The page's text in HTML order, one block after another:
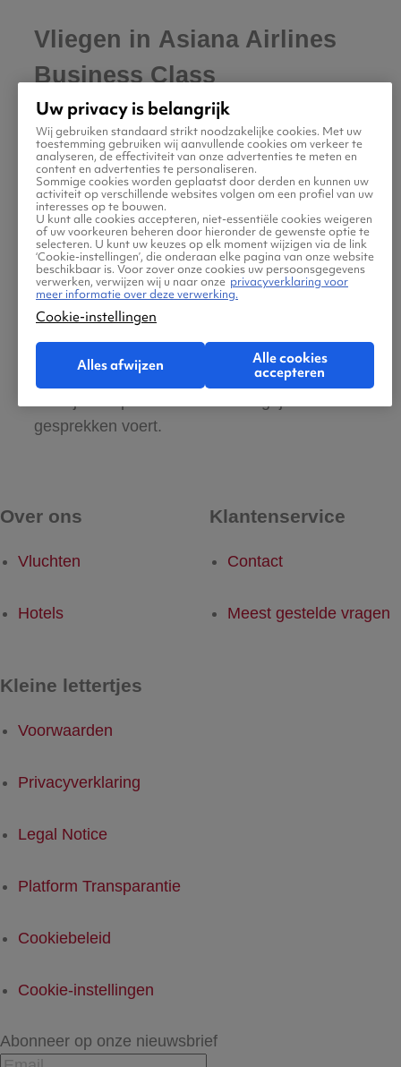
Vliegen in Asiana Airlines
Business Class
Als je regelmatig voor zaken richtingZuid-
Koreavliegt en ook andere bestemmingen in
de regio bezoekt, is het voordelig om lid te
worden van Asiana Club. Niet alleen spaar je
voor airmiles en geniet je van de bijzonder
comfortabele stoelen in Business Class, je kan
ook je lidmaatschap een upgrade geven naar
Gold, Diamond of Platinum Status. Deze
status geeft je bijvoorbeeld recht om nog meer
bagage vrij mee te nemen. Voordat je vliegtuig
vertrekt, neem je plaats in een Asiana Lounge,
gesprekken voert.
Over ons
Vluchten
Hotels
Klantenservice
Contact
Meest gestelde vragen
Kleine lettertjes
Voorwaarden
Privacyverklaring
Legal Notice
Platform Transparantie
Cookiebeleid
Cookie-instellingen
Abonneer op onze nieuwsbrief
Uw privacy is belangrijk
Wij gebruiken standaard strikt noodzakelijke cookies. Met uw
toestemming gebruiken wij aanvullende cookies om verkeer te
analyseren, de effectiviteit van onze advertenties te meten en
content en advertenties te personaliseren.
Sommige cookies worden geplaatst door derden en kunnen uw
activiteit op verschillende websites volgen om een profiel van uw
interesses op te bouwen.
U kunt alle cookies accepteren, niet-essentiële cookies weigeren
of uw voorkeuren beheren door hieronder de gewenste optie te
selecteren. U kunt uw keuzes op elk moment wijzigen via de link
‘Cookie-instellingen’, die onderaan elke pagina van onze website
beschikbaar is. Voor zover onze cookies uw persoonsgegevens
verwerken, verwijzen wij u naar onze privacyverklaring voor
meer informatie over deze verwerking.
Cookie-instellingen
Alles afwijzen
Alle cookies
accepteren